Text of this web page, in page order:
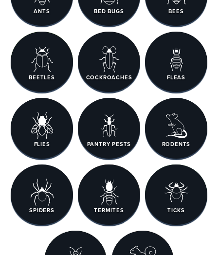
ANTS BED BUGS BEES
BEETLES COCKROACHES FLEAS
FLIES PANTRY PESTS RODENTS
SPIDERS TERMITES TICKS